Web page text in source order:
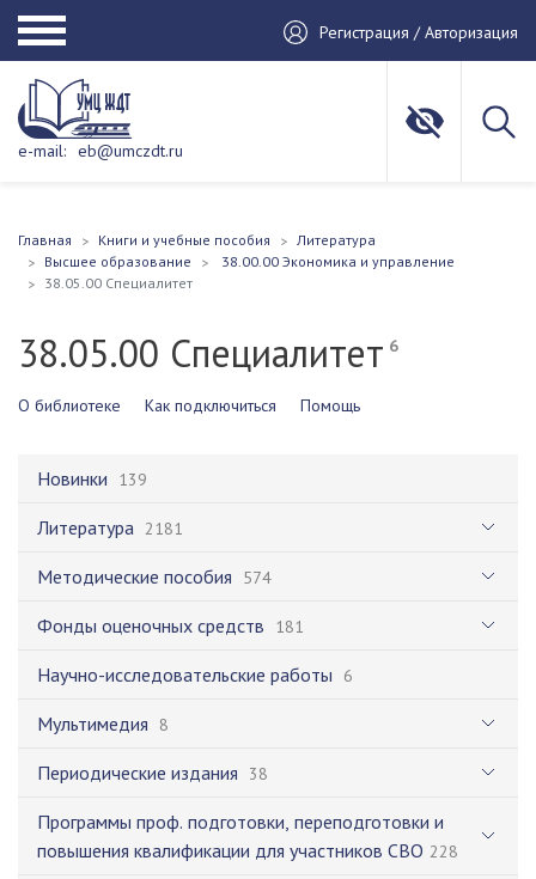
Регистрация / Авторизация
e-mail: eb@umczdt.ru
Главная Книги и учебные пособия
Литература
Высшее образование
38.00.00 Экономика и управление
38.05.00 Специалитет
38.05.00 Специалитет6
О библиотеке Как подключиться Помощь
Новинки 139
Литература 2181
Методические пособия 574
Фонды оценочных средств 181
Научно-исследовательские работы 6
Мультимедия 8
Периодические издания 38
Программы проф. подготовки, переподготовки и
повышения квалификации для участников СВО 228